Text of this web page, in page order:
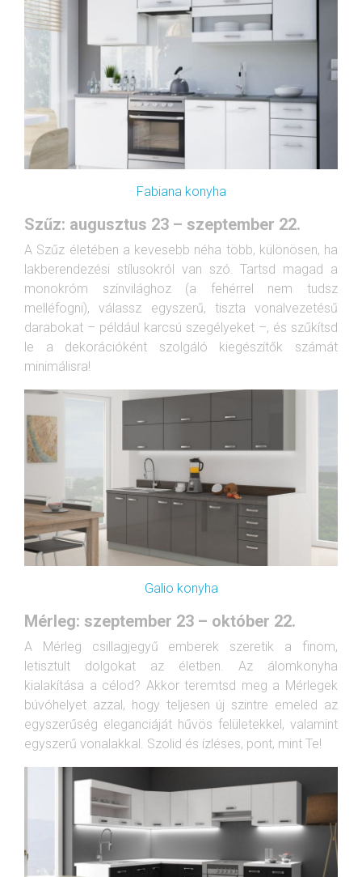
Fabiana konyha
Szűz: augusztus 23 – szeptember 22.
A Szűz életében a kevesebb néha több, különösen, ha
lakberendezési stílusokról van szó. Tartsd magad a
monokróm színvilághoz (a fehérrel nem tudsz
melléfogni), válassz egyszerű, tiszta vonalvezetésű
darabokat – például karcsú szegélyeket –, és szűkítsd
le a dekorációként szolgáló kiegészítők számát
minimálisra!
Galio konyha
Mérleg: szeptember 23 – október 22.
A Mérleg csillagjegyű emberek szeretik a finom,
letisztult dolgokat az életben. Az álomkonyha
kialakítása a célod? Akkor teremtsd meg a Mérlegek
búvóhelyet azzal, hogy teljesen új szintre emeled az
egyszerűség eleganciáját hűvös felületekkel, valamint
egyszerű vonalakkal. Szolid és ízléses, pont, mint Te!